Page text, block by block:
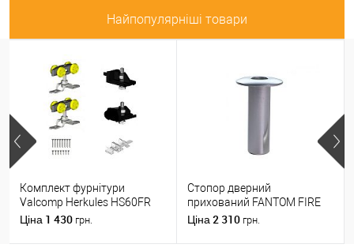
Найпопулярніші товари
Комплект фурнітури
Valcomp Herkules HS60FR
для 1 полотна з дерева до
Ціна 1 430 грн.
Стопор дверний
прихований FANTOM FIRE
магнітний хром матовий
Ціна 2 310 грн.